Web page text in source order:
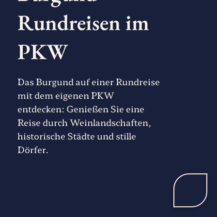
Rundreisen im
PKW
Das Burgund auf einer Rundreise
mit dem eigenen PKW
entdecken: Genießen Sie eine
Reise durch Weinlandschaften,
historische Städte und stille
Dörfer.